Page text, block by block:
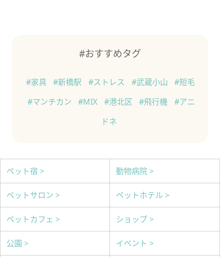
#おすすめタグ
#家具 #新橋駅 #ストレス #武蔵小山
#短毛
#マンチカン
#MIX #港北区 #飛行機
#アニ
ドネ
ペット宿 > 動物病院 >
ペットサロン > ペットホテル >
ペットカフェ > ショップ >
公園 > イベント >